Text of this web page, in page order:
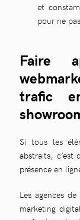
et
pour ne
Faire
trafic
Si tous les
abstraits, c’est
présence en
Les agences
marketing